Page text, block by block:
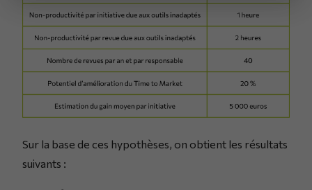
Sur la base de ces hypothèses, on obtient les résultats
suivants :